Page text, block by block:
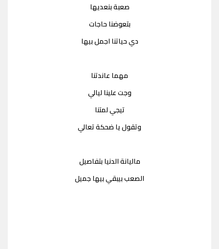
صعبة بنعديها
بتعوضنا حاجات
دي حياتنا اجمل بيها
مهما عاندتنا
وجت علينا ليالي
تيجي لمتنا
وتقول يا ضحكة تعالي
ماليانة الدنيا بتفاصيل
الصعب بيبقي بيها جميل